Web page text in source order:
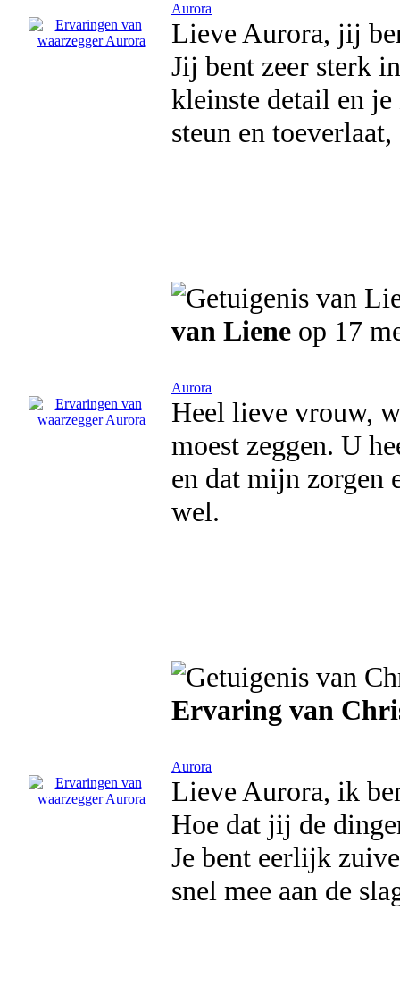
Aurora
Lieve Aurora, jij
Jij bent zeer sterk
kleinste detail en
steun en
van Liene op 17
Aurora
Heel lieve vrouw,
moest zeggen. U
en dat mijn zorgen
wel.
Ervaring van
Aurora
Lieve Aurora, ik
Hoe dat jij de
Je bent eerlijk
snel mee aan de